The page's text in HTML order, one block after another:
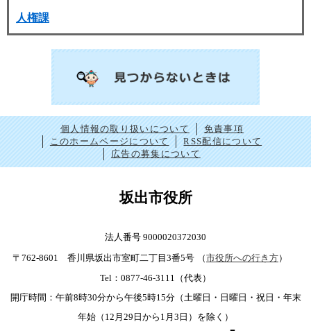
人権課
個人情報の取り扱いについて
免責事項
このホームページについて
RSS配信について
広告の募集について
坂出市役所
法人番号 9000020372030
〒762-8601 香川県坂出市室町二丁目3番5号
（市役所への行き方）
Tel：0877-46-3111（代表）
開庁時間：午前8時30分から午後5時15分（土曜日・日曜日・祝日・年末
年始（12月29日から1月3日）を除く）